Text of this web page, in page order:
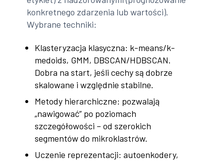
konkretnego zdarzenia lub wartości).
Wybrane techniki:
Klasteryzacja klasyczna: k-means/k-
medoids, GMM, DBSCAN/HDBSCAN.
Dobra na start, jeśli cechy są dobrze
skalowane i względnie stabilne.
Metody hierarchiczne: pozwalają
„nawigować” po poziomach
szczegółowości – od szerokich
segmentów do mikroklastrów.
Uczenie reprezentacji: autoenkodery,